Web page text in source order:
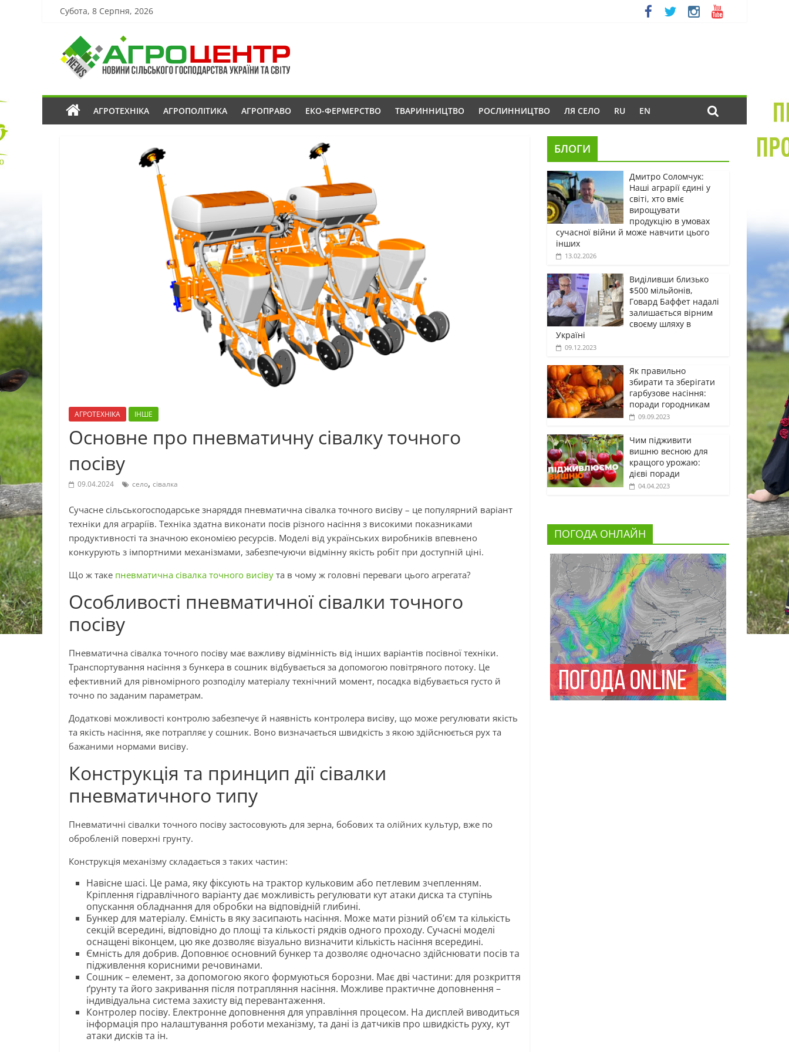
Субота, 8 Серпня, 2026
АГРОТЕХНІКА АГРОПОЛІТИКА АГРОПРАВО ЕКО-ФЕРМЕРСТВО ТВАРИННИЦТВО РОСЛИННИЦТВО ЛЯ СЕЛО RU EN
АГРОТЕХНІКА ІНШЕ
Основне про пневматичну сівалку точного
посіву
09.04.2024 село, сівалка
Сучасне сільськогосподарське знаряддя пневматична сівалка точного висіву – це популярний варіант
техніки для аграріїв. Техніка здатна виконати посів різного насіння з високими показниками
продуктивності та значною економією ресурсів. Моделі від українських виробників впевнено
конкурують з імпортними механізмами, забезпечуючи відмінну якість робіт при доступній ціні.
Що ж таке пневматична сівалка точного висіву та в чому ж головні переваги цього агрегата?
Особливості пневматичної сівалки точного
посіву
Пневматична сівалка точного посіву має важливу відмінність від інших варіантів посівної техніки.
Транспортування насіння з бункера в сошник відбувається за допомогою повітряного потоку. Це
ефективний для рівномірного розподілу матеріалу технічний момент, посадка відбувається густо й
точно по заданим параметрам.
Додаткові можливості контролю забезпечує й наявність контролера висіву, що може регулювати якість
та якість насіння, яке потрапляє у сошник. Воно визначається швидкість з якою здійснюється рух та
бажаними нормами висіву.
Конструкція та принцип дії сівалки
пневматичного типу
Пневматичні сівалки точного посіву застосовують для зерна, бобових та олійних культур, вже по
обробленій поверхні грунту.
Конструкція механізму складається з таких частин:
Навісне шасі. Це рама, яку фіксують на трактор кульковим або петлевим зчепленням.
Кріплення гідравлічного варіанту дає можливість регулювати кут атаки диска та ступінь
опускання обладнання для обробки на відповідній глибині.
Бункер для матеріалу. Ємність в яку засипають насіння. Може мати різний обʼєм та кількість
секцій всередині, відповідно до площі та кількості рядків одного проходу. Сучасні моделі
оснащені віконцем, цю яке дозволяє візуально визначити кількість насіння всередині.
Ємність для добрив. Доповнює основний бункер та дозволяє одночасно здійснювати посів та
підживлення корисними речовинами.
Сошник – елемент, за допомогою якого формуються борозни. Має дві частини: для розкриття
ґрунту та його закривання після потрапляння насіння. Можливе практичне доповнення –
індивідуальна система захисту від перевантаження.
Контролер посіву. Електронне доповнення для управління процесом. На дисплей виводиться
інформація про налаштування роботи механізму, та дані із датчиків про швидкість руху, кут
атаки дисків та ін.
БЛОГИ
Дмитро Соломчук:
Наші аграрії єдині у
світі, хто вміє
вирощувати
продукцію в умовах
сучасної війни й може навчити цього
інших
13.02.2026
Виділивши близько
$500 мільйонів,
Говард Баффет надалі
залишається вірним
своєму шляху в
Україні
09.12.2023
Як правильно
збирати та зберігати
гарбузове насіння:
поради городникам
09.09.2023
Чим підживити
вишню весною для
кращого урожаю:
дієві поради
04.04.2023
ПОГОДА ОНЛАЙН